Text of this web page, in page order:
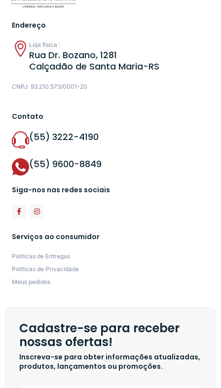
Endereço
Loja física :
Rua Dr. Bozano, 1281
Calçadão de Santa Maria-RS
CNPJ: 93.210.573/0001-20
Contato
(55) 3222-4190
(55) 9600-8849
Siga-nos nas redes sociais
Serviços ao consumidor
Políticas de Entregas
Políticas de Privacidade
Meus pedidos
Cadastre-se para receber
nossas ofertas!
Inscreva-se para obter informações atualizadas,
produtos, lançamentos ou promoções.